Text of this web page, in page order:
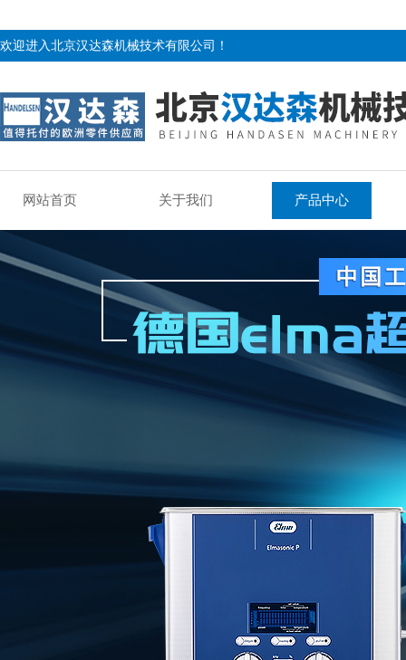
欢迎进入北京汉达森机械技术有限公司！
网站首页 关于我们 产品中心